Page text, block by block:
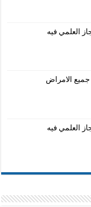
العلمي فيه
الامراض
العلمي فيه